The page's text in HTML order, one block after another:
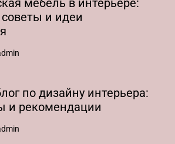
мебель в интерьере:
и идеи
по дизайну интерьера:
и рекомендации